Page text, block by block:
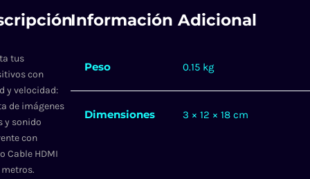
tus
con
y velocidad:
de imágenes
y sonido
con
Cable HDMI
Información Adicional
Peso 0.15 kg
Dimensiones 3 × 12 × 18 cm